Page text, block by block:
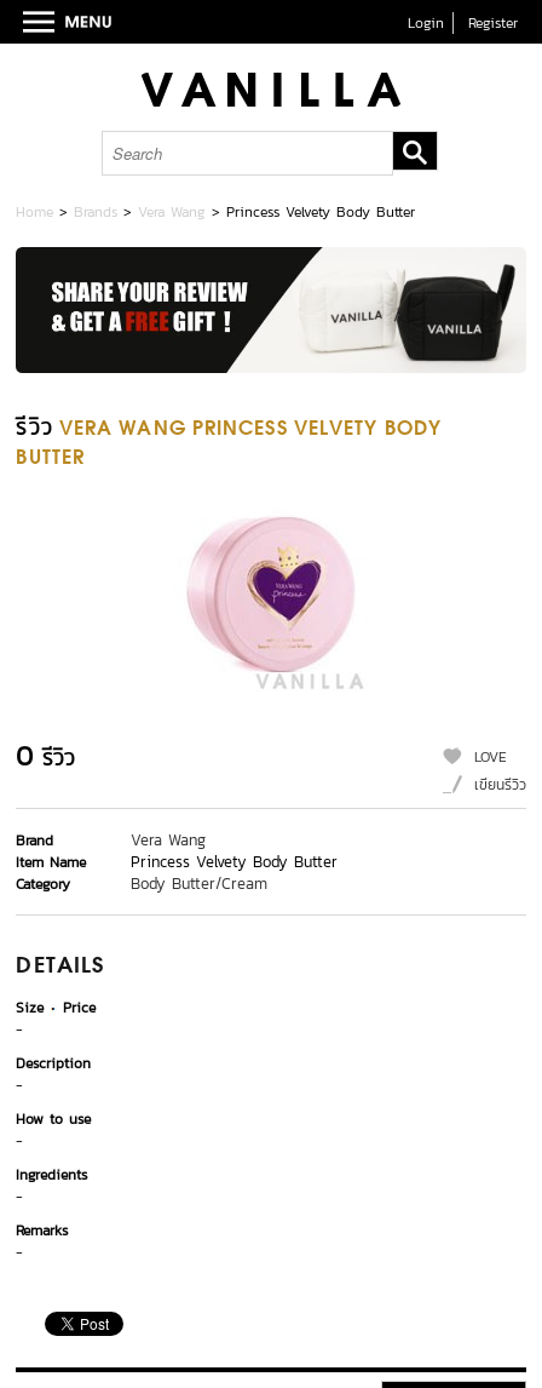
Login Register
Home > Brands > Vera Wang >Princess Velvety Body Butter
รีวิว VERA WANG PRINCESS VELVETY BODY
BUTTER
0 รีวิว
LOVE
เขียนรีวิว
Brand Vera Wang
Item Name Princess Velvety Body Butter
Category Body Butter/Cream
DETAILS
Size
Price
-
Description
-
How to use
-
Ingredients
-
Remarks
-